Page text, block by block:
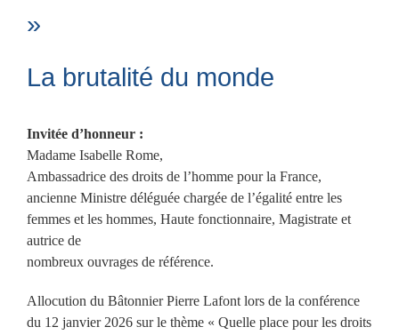
»
La brutalité du monde
Invitée d’honneur :
Madame Isabelle Rome,
Ambassadrice des droits de l’homme pour la France,
ancienne Ministre déléguée chargée de l’égalité entre les
femmes et les hommes, Haute fonctionnaire, Magistrate et
autrice de
nombreux ouvrages de référence.
Allocution du Bâtonnier Pierre Lafont lors de la conférence
du 12 janvier 2026 sur le thème « Quelle place pour les droits